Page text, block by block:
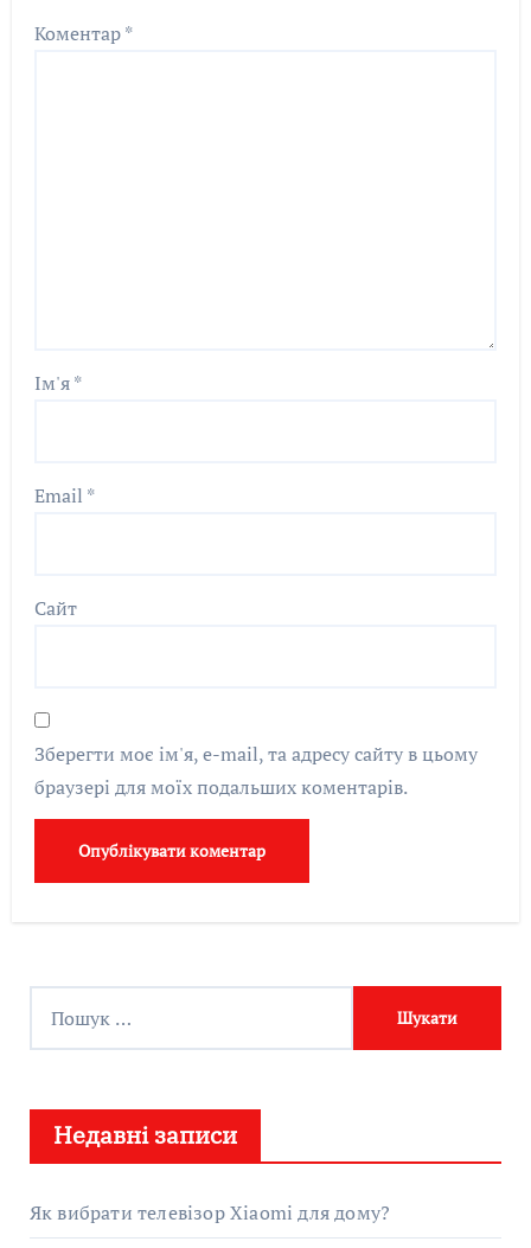
Коментар*
Ім'я*
Email *
Сайт
Зберегти моє ім'я, e-mail, та адресу сайту в цьому
браузері для моїх подальших коментарів.
:
Недавні записи
Як вибрати телевізор Xiaomi для дому?